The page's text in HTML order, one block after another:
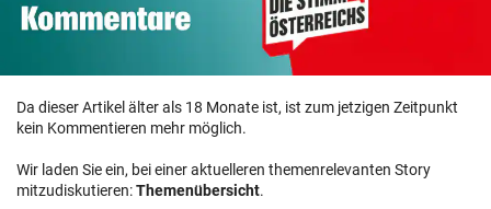
Da dieser Artikel älter als 18 Monate ist, ist zum jetzigen Zeitpunkt
kein Kommentieren mehr möglich.
Wir laden Sie ein, bei einer aktuelleren themenrelevanten Story
mitzudiskutieren:Themenübersicht.